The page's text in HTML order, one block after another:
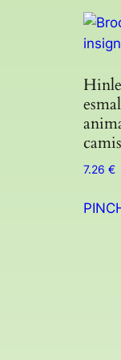
7.26 €